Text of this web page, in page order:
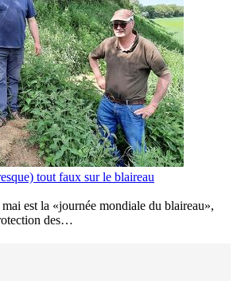
tout faux sur le blaireau
est la «journée mondiale du blaireau»,
des…